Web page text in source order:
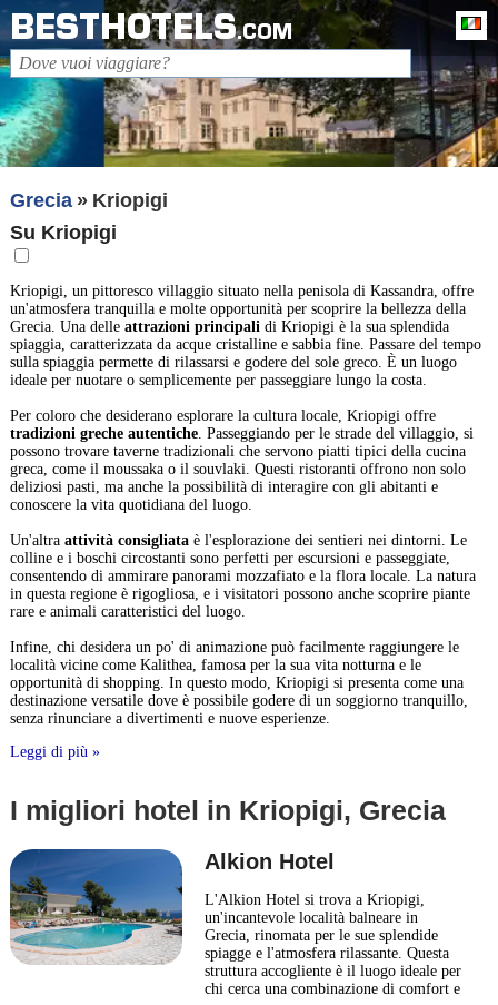
BESTHOTELS.COM
Grecia
Kriopigi
Su Kriopigi
Kriopigi, un pittoresco villaggio situato nella penisola di Kassandra, offre
un'atmosfera tranquilla e molte opportunità per scoprire la bellezza della
Grecia. Una delle attrazioni principalidi Kriopigi è la sua splendida
spiaggia, caratterizzata da acque cristalline e sabbia fine. Passare del tempo
sulla spiaggia permette di rilassarsi e godere del sole greco. È un luogo
ideale per nuotare o semplicemente per passeggiare lungo la costa.
Per coloro che desiderano esplorare la cultura locale, Kriopigi offre
tradizioni greche autentiche. Passeggiando per le strade del villaggio, si
possono trovare taverne tradizionali che servono piatti tipici della cucina
greca, come il moussaka o il souvlaki. Questi ristoranti offrono non solo
deliziosi pasti, ma anche la possibilità di interagire con gli abitanti e
conoscere la vita quotidiana del luogo.
Un'altra attività consigliataè l'esplorazione dei sentieri nei dintorni. Le
colline e i boschi circostanti sono perfetti per escursioni e passeggiate,
consentendo di ammirare panorami mozzafiato e la flora locale. La natura
in questa regione è rigogliosa, e i visitatori possono anche scoprire piante
rare e animali caratteristici del luogo.
Infine, chi desidera un po' di animazione può facilmente raggiungere le
località vicine come Kalithea, famosa per la sua vita notturna e le
opportunità di shopping. In questo modo, Kriopigi si presenta come una
destinazione versatile dove è possibile godere di un soggiorno tranquillo,
senza rinunciare a divertimenti e nuove esperienze.
Leggi di più »
I migliori hotel in Kriopigi, Grecia
Alkion Hotel
L'Alkion Hotel si trova a Kriopigi,
un'incantevole località balneare in
Grecia, rinomata per le sue splendide
spiagge e l'atmosfera rilassante. Questa
struttura accogliente è il luogo ideale per
chi cerca una combinazione di comfort e